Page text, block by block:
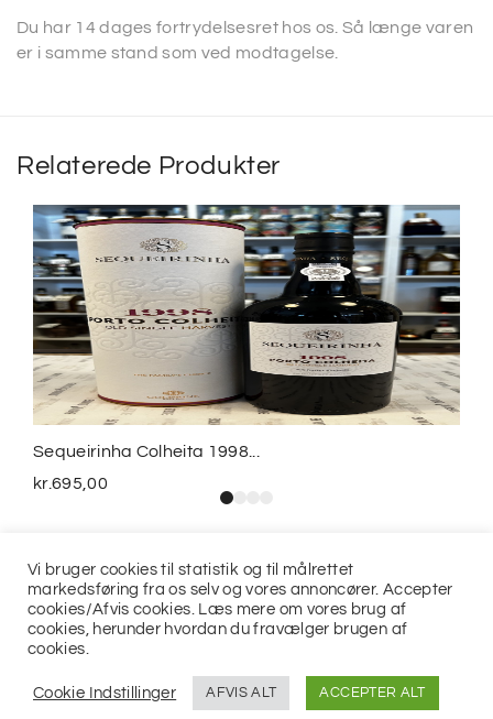
Du har 14 dages fortrydelsesret hos os. Så længe varen
er i samme stand som ved modtagelse.
Relaterede Produkter
Sequeirinha Colheita 1998...
kr.695,00
Vi bruger cookies til statistik og til målrettet
markedsføring fra os selv og vores annoncører. Accepter
cookies/Afvis cookies. Læs mere om vores brug af
cookies, herunder hvordan du fravælger brugen af
cookies.
Cookie Indstillinger AFVIS ALT ACCEPTER ALT